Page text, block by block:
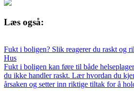
Læs også:
Fukt i boligen? Slik reagerer du raskt og
Hus
Fukt i boligen kan føre til både
du ikke handler raskt. Lær hvordan du
årsaken og setter inn riktige tiltak for å